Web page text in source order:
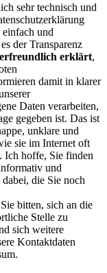
sehr technisch und
und
der Transparenz
erklärt,
damit in klarer
Daten verarbeiten,
gegeben ist. Das ist
unklare und
sie im Internet oft
Ich hoffe, Sie finden
und
die Sie noch
bitten, sich an die
Stelle zu
sich weitere
Kontaktdaten